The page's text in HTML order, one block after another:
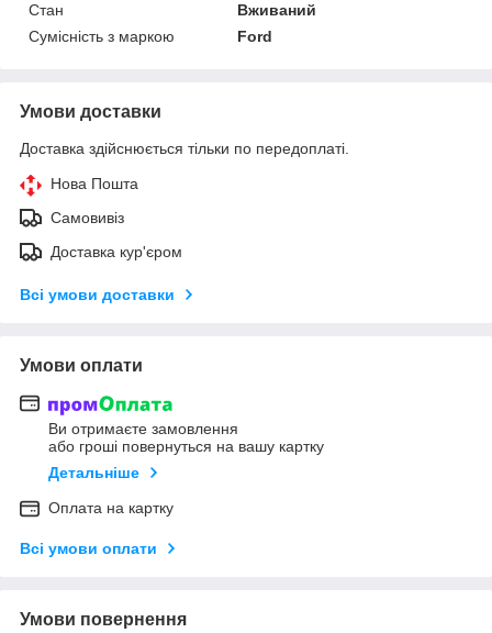
Стан
Вживаний
Сумісність з маркою
Ford
Умови доставки
Доставка здійснюється тільки по передоплаті.
Нова Пошта
Самовивіз
Доставка кур'єром
Всі умови доставки
Умови оплати
Ви отримаєте замовлення
або гроші повернуться на вашу картку
Детальніше
Оплата на картку
Всі умови оплати
Умови повернення